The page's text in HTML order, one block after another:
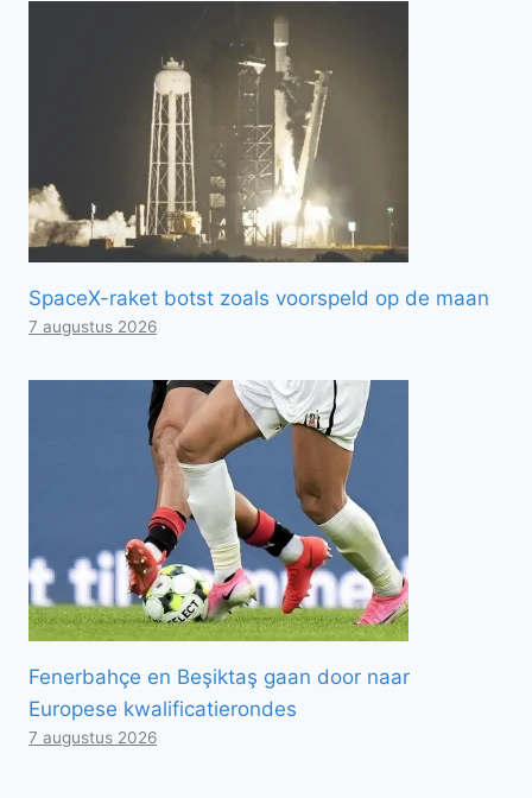
SpaceX-raket botst zoals voorspeld op de maan
7 augustus 2026
Fenerbahçe en Beşiktaş gaan door naar
Europese kwalificatierondes
7 augustus 2026